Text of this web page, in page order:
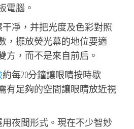
電腦。
干凈，并把光度及色彩對照
，擺放熒光幕的地位要適
方，而不是來自前后。
約每20分鐘讓眼睛按時歇
有足夠的空間讓眼睛放近視
用夜間形式。現在不少智妙